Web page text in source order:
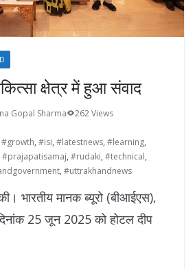
क्षेत्र में हुआ संवाद
Gopal Sharma
262 Views
#growth, #isi, #latestnews, #learning,
#prajapatisamaj, #rudaki, #technical,
, #uttrakhandnews
भारतीय मानक ब्यूरो (बीआईएस),
दिनांक 25 जून 2025 को होटल दीप